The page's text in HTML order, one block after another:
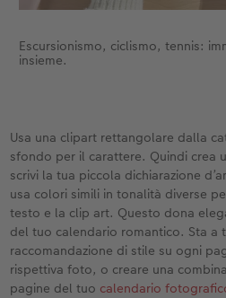
Escursionismo, ciclismo, tennis:
insieme.
Usa una clipart rettangolare dalla
sfondo per il carattere. Quindi crea
scrivi la tua piccola dichiarazione
usa colori simili in tonalità diverse
testo e la clip art. Questo dona
del tuo calendario romantico. Sta a
raccomandazione di stile su ogni
rispettiva foto, o creare una
pagine del tuo calendario